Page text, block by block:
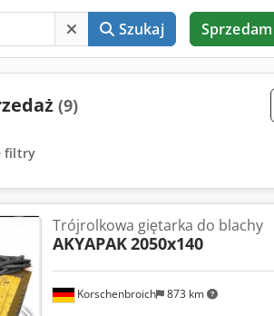
Szukaj Sprzedam
(9)
filtry
Korschenbroich 873 km
Trójrolkowa giętarka do blachy
AKYAPAK2050x140